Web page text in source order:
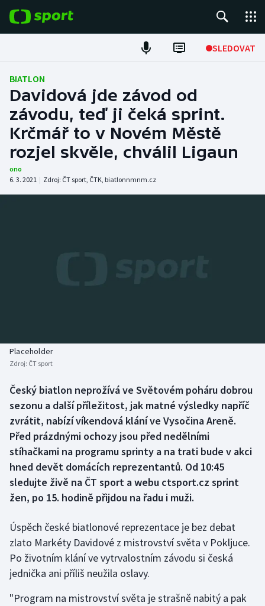
SLEDOVAT
Fotbal
Hokej
Tenis
Atletika
Boby a skeleton
Box
Curling
Dostihy
Florbal
Futsal
Golf
Gymnastika
AZ kvíz
BIATLON
Davidová jde závod od
závodu, teď ji čeká sprint.
Krčmář to v Novém Městě
rozjel skvěle, chválil Ligaun
ono
6. 3. 2021 | Zdroj: ČT sport, ČTK, biatlonnmnm.cz
Placeholder
Zdroj: ČT sport
Český biatlon neprožívá ve Světovém poháru dobrou
sezonu a další příležitost, jak matné výsledky napříč
zvrátit, nabízí víkendová klání ve Vysočina Areně.
Před prázdnými ochozy jsou před nedělními
stíhačkami na programu sprinty a na trati bude v akci
hned devět domácích reprezentantů. Od 10:45
sledujte živě na ČT sport a webu ctsport.cz sprint
žen, po 15. hodině přijdou na řadu i muži.
Úspěch české biatlonové reprezentace je bez debat
zlato Markéty Davidové z mistrovství světa v Pokljuce.
Po životním klání ve vytrvalostním závodu si česká
jednička ani příliš neužila oslavy.
"Program na mistrovství světa je strašně nabitý a pak